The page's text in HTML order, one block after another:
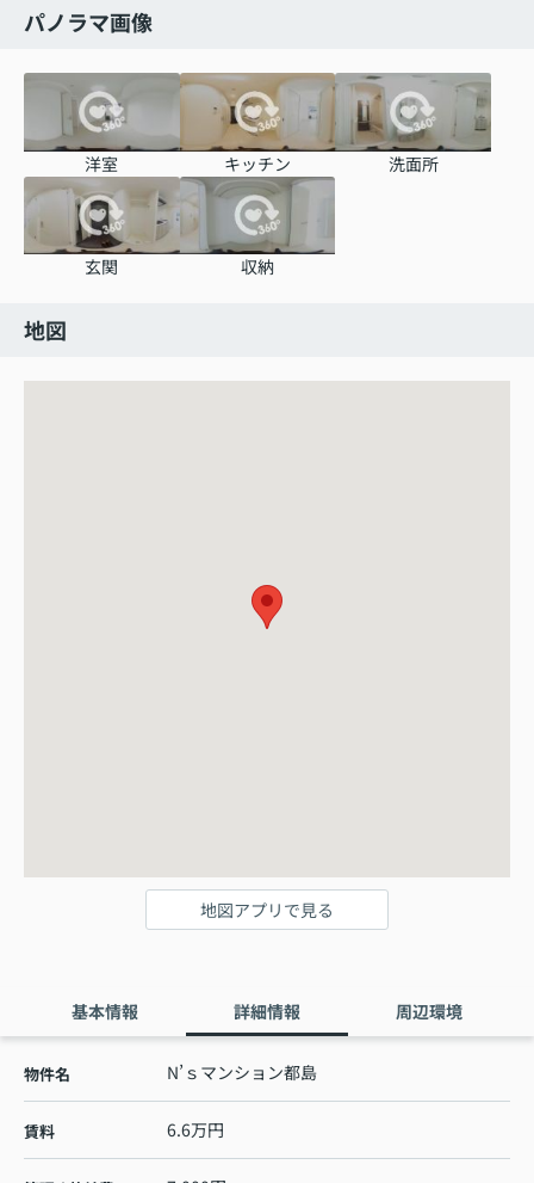
パノラマ画像
洋室 キッチン 洗面所
玄関 収納
地図
地図アプリで見る
基本情報 詳細情報 周辺環境
物件名 N’ｓマンション都島
賃料 6.6万円